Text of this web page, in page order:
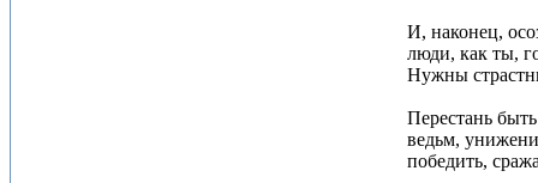
И, наконец,
люди, как ты,
Нужны
Перестань
ведьм,
победить,